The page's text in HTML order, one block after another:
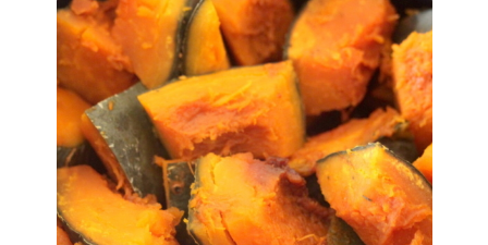
c
e
b
o
o
k
e
e
n
a